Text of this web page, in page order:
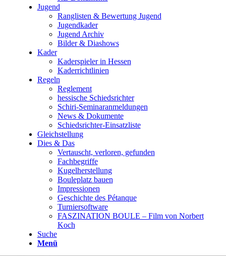
Jugend
Ranglisten & Bewertung Jugend
Jugendkader
Jugend Archiv
Bilder & Diashows
Kader
Kaderspieler in Hessen
Kaderrichtlinien
Regeln
Reglement
hessische Schiedsrichter
Schiri-Seminaranmeldungen
News & Dokumente
Schiedsrichter-Einsatzliste
Gleichstellung
Dies & Das
Vertauscht, verloren, gefunden
Fachbegriffe
Kugelherstellung
Bouleplatz bauen
Impressionen
Geschichte des Pétanque
Turniersoftware
FASZINATION BOULE – Film von Norbert
Koch
Suche
Menü